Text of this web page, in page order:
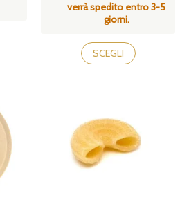
verrà spedito entro 3-5
giorni.
a
55,90€
SCEGLI
Questo
prodotto
ha
opzioni
possono
essere
scelte
nella